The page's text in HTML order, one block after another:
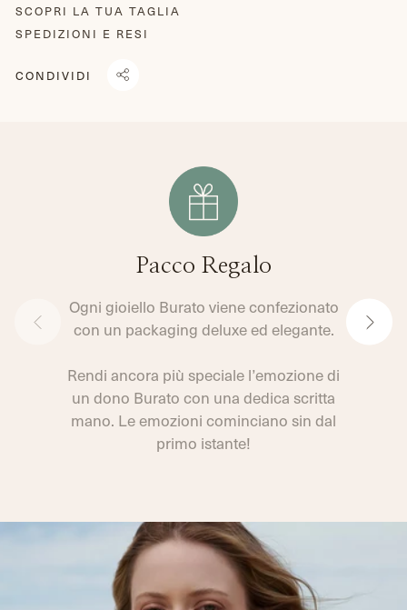
SCOPRI LA TUA TAGLIA
SPEDIZIONI E RESI
CONDIVIDI
Pacco Regalo
Ogni gioiello Burato viene confezionato
con un packaging deluxe ed elegante.
Rendi ancora più speciale l’emozione di
un dono Burato con una dedica scritta
mano. Le emozioni cominciano sin dal
primo istante!